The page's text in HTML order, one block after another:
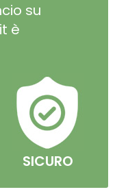
su
è
SICURO